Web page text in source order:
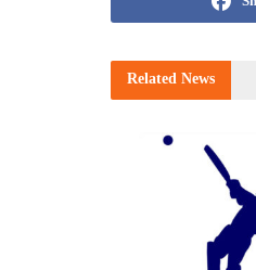
Related News